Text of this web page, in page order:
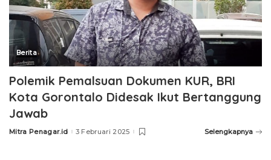
Berita
Polemik Pemalsuan Dokumen KUR, BRI
Kota Gorontalo Didesak Ikut Bertanggung
Jawab
Posted
Mitra Penagar.id 3 Februari 2025 Selengkapnya